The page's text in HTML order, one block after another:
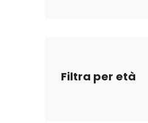
Filtra per età